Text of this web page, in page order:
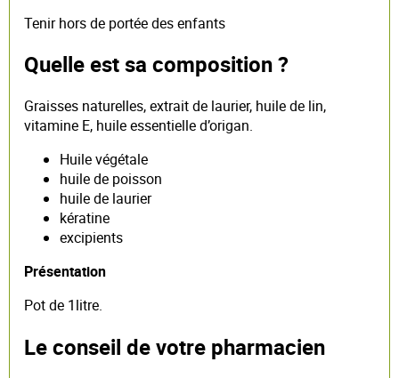
Tenir hors de portée des enfants
Quelle est sa composition ?
Graisses naturelles, extrait de laurier, huile de lin,
vitamine E, huile essentielle d’origan.
Huile végétale
huile de poisson
huile de laurier
kératine
excipients
Présentation
Pot de 1litre.
Le conseil de votre pharmacien